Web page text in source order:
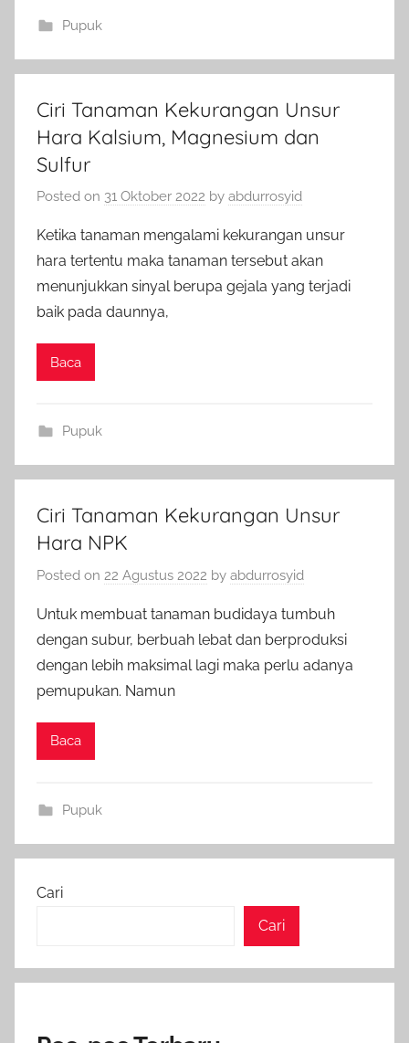
Pupuk
Ciri Tanaman Kekurangan Unsur
Hara Kalsium, Magnesium dan
Sulfur
Posted on 31 Oktober 2022 by abdurrosyid
Ketika tanaman mengalami kekurangan unsur
hara tertentu maka tanaman tersebut akan
menunjukkan sinyal berupa gejala yang terjadi
baik pada daunnya,
Baca
Pupuk
Ciri Tanaman Kekurangan Unsur
Hara NPK
Posted on 22 Agustus 2022 by abdurrosyid
Untuk membuat tanaman budidaya tumbuh
dengan subur, berbuah lebat dan berproduksi
dengan lebih maksimal lagi maka perlu adanya
pemupukan. Namun
Baca
Pupuk
Cari
Cari